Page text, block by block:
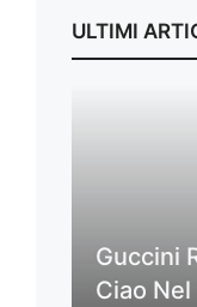
ULTIMI
Guccini
Ciao